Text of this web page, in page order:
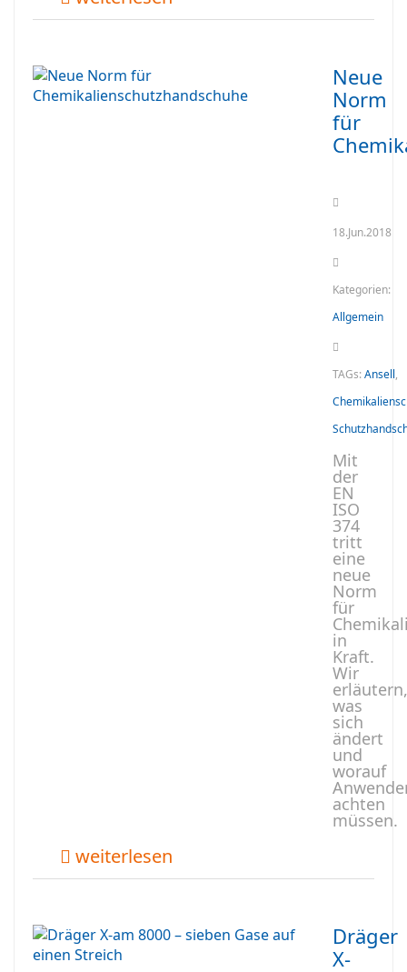
Neue
Norm
für
18.Jun.2018
Kategorien:
Allgemein
TAGs:Ansell,
Mit
der
EN
ISO
374
tritt
eine
neue
Norm
für
in
Kraft.
Wir
erläutern,
was
sich
ändert
und
worauf
achten
müssen.
weiterlesen
Dräger
X-